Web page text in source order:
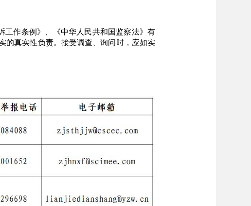
作条例》、《中华人民共和国监察法》有
的真实性负责。接受调查、询问时，应如实